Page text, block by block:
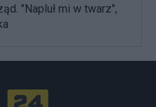
"Napluł mi w twarz",